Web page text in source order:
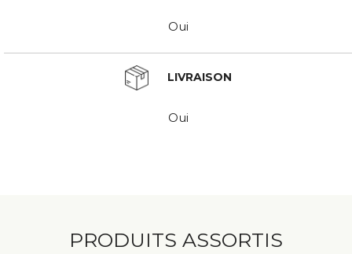
Oui
LIVRAISON
Oui
PRODUITS ASSORTIS